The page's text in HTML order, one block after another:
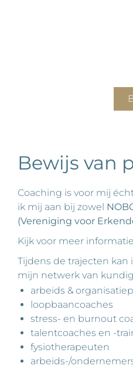
Bewijs van
Coaching is voor mij
ik mij aan bij zowel
(Vereniging voor
Kijk voor meer
Tijdens de trajecten
mijn netwerk van
arbeids &
loopbaancoaches
stress- en burnout
talentcoaches en -
fysiotherapeuten
arbeids-/